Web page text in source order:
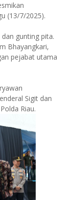
(13/7/2025).
gunting pita.
Bhayangkari,
pejabat utama
Sigit dan
Riau.